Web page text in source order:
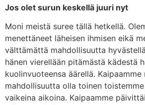
Jos olet surun keskellä juuri nyt
Moni meistä suree tällä hetkellä.
menettäneet läheisen ihmisen eikä
välttämättä mahdollisuutta
hänen vierellään pitämästä kädestä
kuolinvuoteensa äärellä. Kaipaamme
mahdollisuutta olla toinen
vaikeina aikoina. Kaipaamme